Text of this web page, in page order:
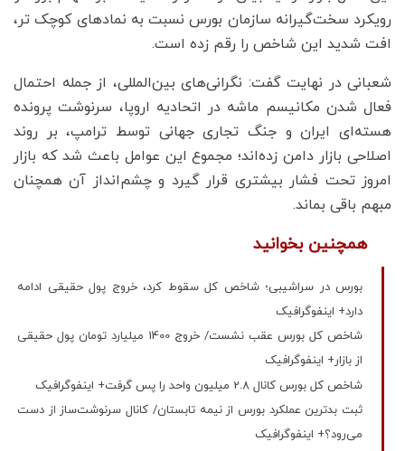
رویکرد سخت‌گیرانه سازمان بورس نسبت به نمادهای کوچک تر،
افت شدید این شاخص را رقم زده است.
شعبانی در نهایت گفت: نگرانی‌های بین‌المللی، از جمله احتمال
فعال شدن مکانیسم ماشه در اتحادیه اروپا، سرنوشت پرونده
هسته‌ای ایران و جنگ تجاری جهانی توسط ترامپ، بر روند
اصلاحی بازار دامن زده‌اند؛ مجموع این عوامل باعث شد که بازار
امروز تحت فشار بیشتری قرار گیرد و چشم‌انداز آن همچنان
مبهم باقی بماند.
همچنین بخوانید
بورس در سراشیبی؛ شاخص کل سقوط کرد، خروج پول حقیقی ادامه
دارد+ اینفوگرافیک
شاخص کل بورس عقب نشست/ خروج 1400 میلیارد تومان پول حقیقی
از بازار+ اینفوگرافیک
شاخص کل بورس کانال 2.8 میلیون واحد را پس گرفت+ اینفوگرافیک
ثبت بدترین عملکرد بورس از نیمه تابستان/ کانال سرنوشت‌ساز از دست
می‌رود؟+ اینفوگرافیک